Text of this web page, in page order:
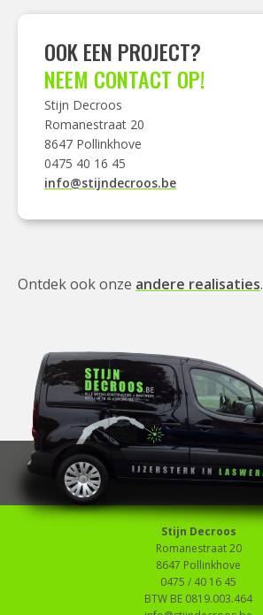
OOK EEN PROJECT?
NEEM CONTACT OP!
Stijn Decroos
Romanestraat 20
8647 Pollinkhove
0475 40 16 45
info@stijndecroos.be
Ontdek ook onze andere realisaties.
Stijn Decroos
Romanestraat 20
8647 Pollinkhove
0475 / 40 16 45
BTW BE 0819.003.464